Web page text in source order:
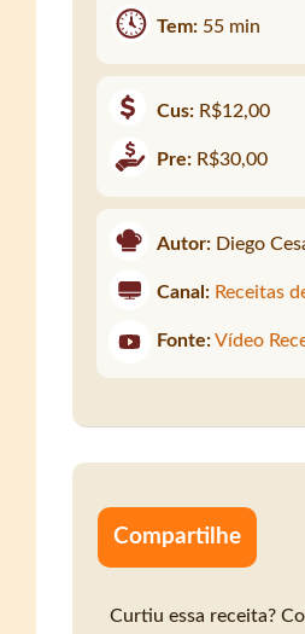
Tem: 55 min
Cus: R$12,00
Pre: R$30,00
Autor: Diego
Canal: Receitas
Fonte: Vídeo
Compartilhe
Curtiu essa receita?